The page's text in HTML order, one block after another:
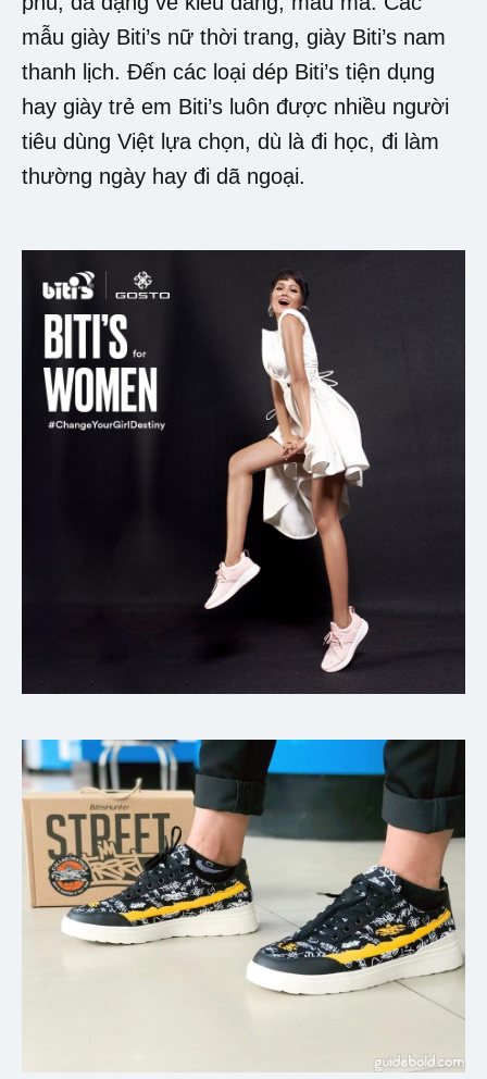
mẫu giày Biti’s nữ thời trang, giày Biti’s nam
thanh lịch. Đến các loại dép Biti’s tiện dụng
hay giày trẻ em Biti’s luôn được nhiều người
tiêu dùng Việt lựa chọn, dù là đi học, đi làm
thường ngày hay đi dã ngoại.